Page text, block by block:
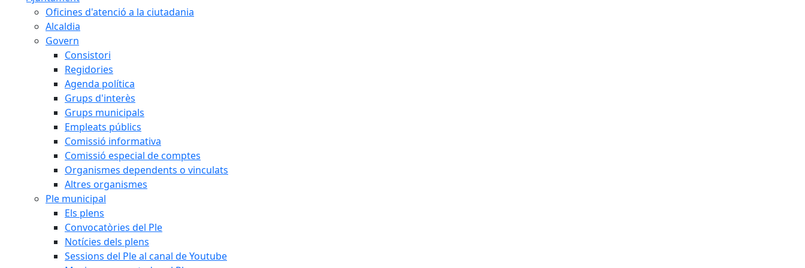
Oficines d'atenció a la ciutadania
Alcaldia
Govern
Consistori
Regidories
Agenda política
Grups d'interès
Grups municipals
Empleats públics
Comissió informativa
Comissió especial de comptes
Organismes dependents o vinculats
Altres organismes
Ple municipal
Els plens
Convocatòries del Ple
Notícies dels plens
Sessions del Ple al canal de Youtube